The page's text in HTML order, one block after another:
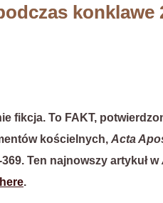
konklawe
fikcja. To FAKT,
kościelnych, Acta
Ten najnowszy artykuł w
.